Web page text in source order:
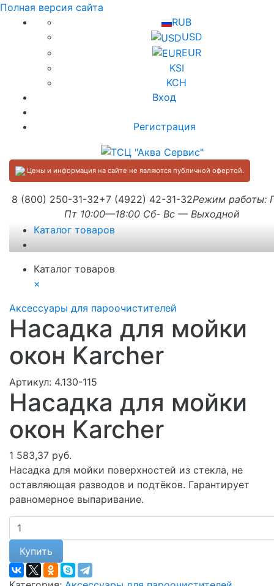
Полная версия сайта
RUB
USD
EUR
KSI
KCH
Вход
Регистрация
Цены и информация на сайте не являются публичной офертой.
8 (800) 250-31-32+7 (4922) 42-31-32Режим работы:
Пт 10:00—18:00 Сб- Вс — Выходной
Каталог товаров
Каталог товаров
×
Аксессуары для пароочистителей
Насадка для мойки
окон Karcher
Артикул: 4.130-115
Насадка для мойки
окон Karcher
1 583,37 руб.
Насадка для мойки поверхностей из стекла, не
оставляющая разводов и подтёков. Гарантирует
равномерное выпаривание.
Купить